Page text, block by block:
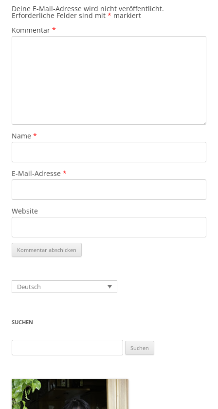
Deine E-Mail-Adresse wird nicht veröffentlicht.
Erforderliche Felder sind mit * markiert
Kommentar *
Name *
E-Mail-Adresse *
Website
Deutsch
SUCHEN
nach: